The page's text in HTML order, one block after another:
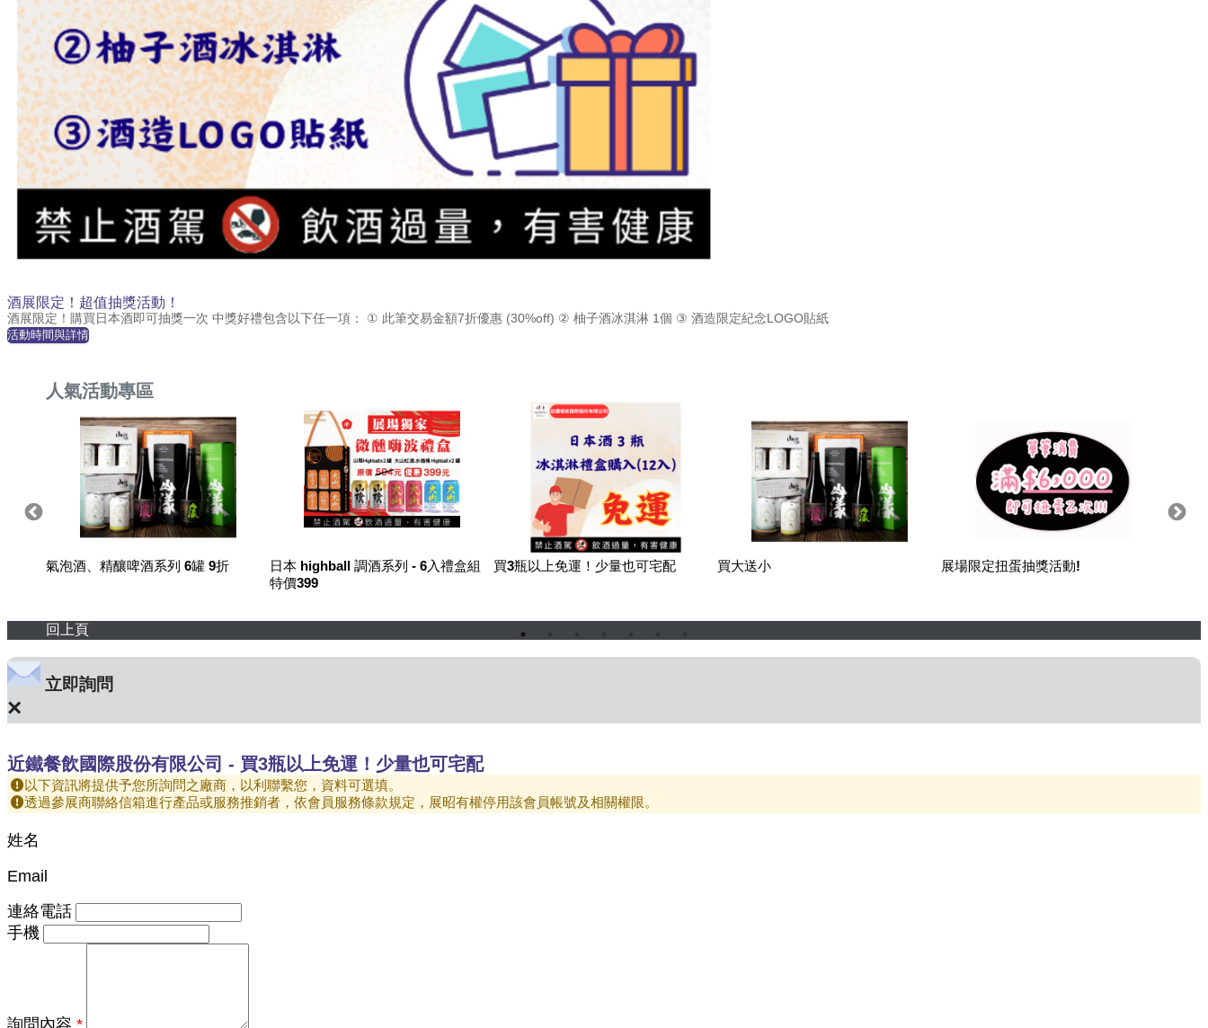
酒展限定！超值抽獎活動！
酒展限定！購買日本酒即可抽獎一次 中獎好禮包含以下任一項： ① 此筆交易金額7折優惠 (30%off) ② 柚子酒冰淇淋 1個 ③ 酒造限定紀念LOGO貼紙
活動時間與詳情
人氣活動專區
氣泡酒、精釀啤酒系列 6罐 9折
日本 highball 調酒系列 - 6入禮盒組
特價399
買3瓶以上免運！少量也可宅配 買大送小 展場限定扭蛋抽獎活動!
回上頁
立即詢問
×
近鐵餐飲國際股份有限公司 - 買3瓶以上免運！少量也可宅配
以下資訊將提供予您所詢問之廠商，以利聯繫您，資料可選填。
透過參展商聯絡信箱進行產品或服務推銷者，依會員服務條款規定，展昭有權停用該會員帳號及相關權限。
姓名
Email
連絡電話
手機